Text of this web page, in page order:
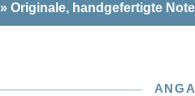
» Originale, handgefertigte